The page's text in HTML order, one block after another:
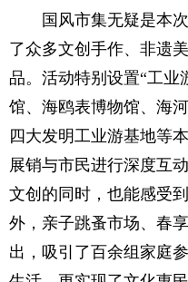
国风市集无疑是本
了众多文创手作、非遗
品。活动特别设置“工业
馆、海鸥表博物馆、海
四大发明工业游基地等
展销与市民进行深度互
文创的同时，也能感受
外，亲子跳蚤市场、春
出，吸引了百余组家庭